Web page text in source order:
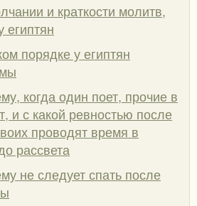
и краткости молитв,
порядке у египтян
когда один поет, прочие в
и с какой ревностью после
проводят время в
рассвета
не следует спать после